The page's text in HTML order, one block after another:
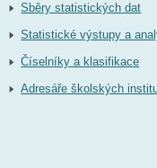
Sběry statistických dat
Statistické výstupy a
Číselníky a klasifikace
Adresáře školských